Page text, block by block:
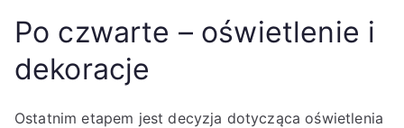
Po czwarte – oświetlenie i
dekoracje
Ostatnim etapem jest decyzja dotycząca oświetlenia